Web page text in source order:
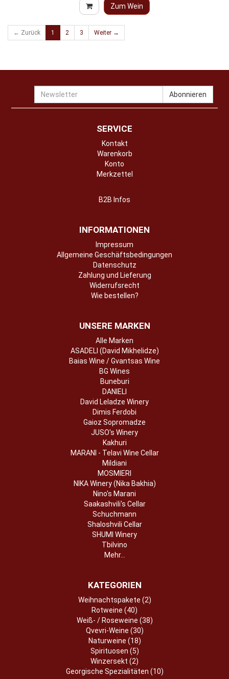
Zum Wein
← Zurück 1 2 3 Weiter →
Newsletter Abonnieren
SERVICE
Kontakt
Warenkorb
Konto
Merkzettel
B2B Infos
INFORMATIONEN
Impressum
Allgemeine Geschäftsbedingungen
Datenschutz
Zahlung und Lieferung
Widerrufsrecht
Wie bestellen?
UNSERE MARKEN
Alle Marken
ASADELI (David Mikhelidze)
Baias Wine / Gvantsas Wine
BG Wines
Buneburi
DANIELI
David Leladze Winery
Dimis Ferdobi
Gaioz Sopromadze
JUSO's Winery
Kakhuri
MARANI - Telavi Wine Cellar
Mildiani
MOSMIERI
NIKA Winery (Nika Bakhia)
Nino's Marani
Saakashvili's Cellar
Schuchmann
Shaloshvili Cellar
SHUMI Winery
Tbilvino
Mehr...
KATEGORIEN
Weihnachtspakete (2)
Rotweine (40)
Weiß- / Roseweine (38)
Qvevri-Weine (30)
Naturweine (18)
Spirituosen (5)
Winzersekt (2)
Georgische Spezialitäten (10)